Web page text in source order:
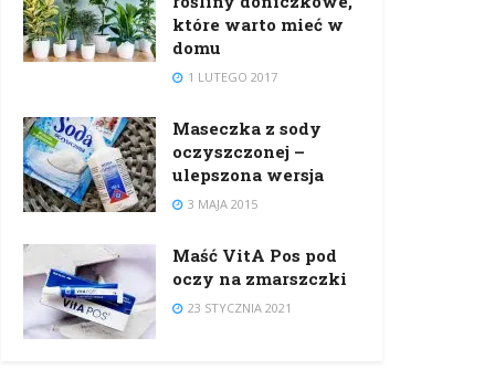
które warto mieć w
domu
1 LUTEGO 2017
Maseczka z sody
oczyszczonej –
ulepszona wersja
3 MAJA 2015
Maść VitA Pos pod
oczy na zmarszczki
23 STYCZNIA 2021